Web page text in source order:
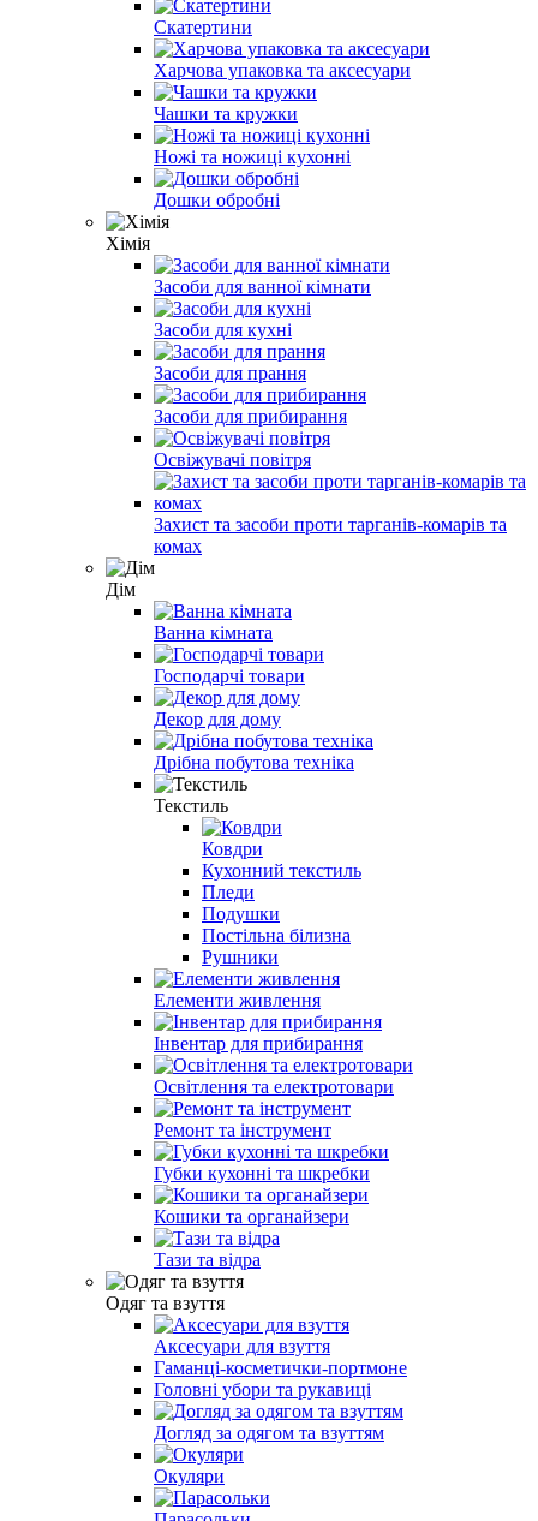
Скатертини
Харчова упаковка та аксесуари
Чашки та кружки
Ножі та ножиці кухонні
Дошки обробні
Хімія
Засоби для ванної кімнати
Засоби для кухні
Засоби для прання
Засоби для прибирання
Освіжувачі повітря
Захист та засоби проти тарганів-комарів та
комах
Дім
Ванна кімната
Господарчі товари
Декор для дому
Дрібна побутова техніка
Текстиль
Ковдри
Кухонний текстиль
Пледи
Подушки
Постільна білизна
Рушники
Елементи живлення
Інвентар для прибирання
Освітлення та електротовари
Ремонт та інструмент
Губки кухонні та шкребки
Кошики та органайзери
Тази та відра
Одяг та взуття
Аксесуари для взуття
Гаманці-косметички-портмоне
Головні убори та рукавиці
Догляд за одягом та взуттям
Окуляри